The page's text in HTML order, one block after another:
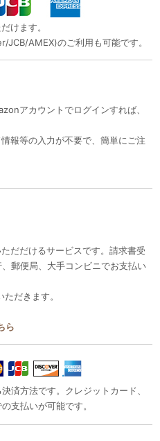
けます。
AMEX)のご利用も可能です。
アカウントでログインすれば、
報等の入力が不要で、簡単にご注
だだけるサービスです。請求書受
郵便局、大手コンビニでお支払い
ただきます。
ら
済方法です。クレジットカード、
支払いが可能です。